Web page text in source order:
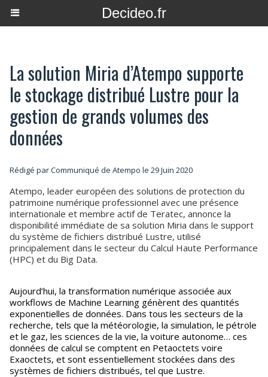
Decideo.fr
La solution Miria d’Atempo supporte
le stockage distribué Lustre pour la
gestion de grands volumes des
données
Rédigé par Communiqué de Atempo le 29 Juin 2020
Atempo, leader européen des solutions de protection du
patrimoine numérique professionnel avec une présence
internationale et membre actif de Teratec, annonce la
disponibilité immédiate de sa solution Miria dans le support
du système de fichiers distribué Lustre, utilisé
principalement dans le secteur du Calcul Haute Performance
(HPC) et du Big Data.
Aujourd’hui, la transformation numérique associée aux
workflows de Machine Learning génèrent des quantités
exponentielles de données. Dans tous les secteurs de la
recherche, tels que la météorologie, la simulation, le pétrole
et le gaz, les sciences de la vie, la voiture autonome… ces
données de calcul se comptent en Petaoctets voire
Exaoctets, et sont essentiellement stockées dans des
systèmes de fichiers distribués, tel que Lustre.